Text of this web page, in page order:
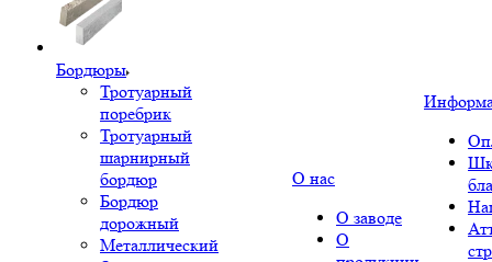
Бордюры
Тротуарный
поребрик
Тротуарный
шарнирный
бордюр
Бордюр
дорожный
Металлический
О нас
О заводе
О